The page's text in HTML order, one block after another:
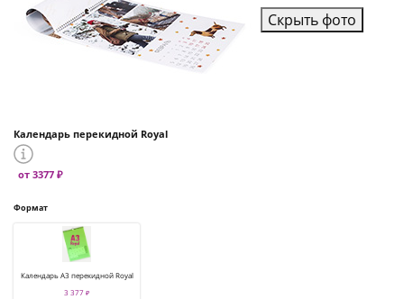
Скрыть фото
Календарь перекидной Royal
от 3377 ₽
Формат
Календарь А3 перекидной Royal
3 377 ₽